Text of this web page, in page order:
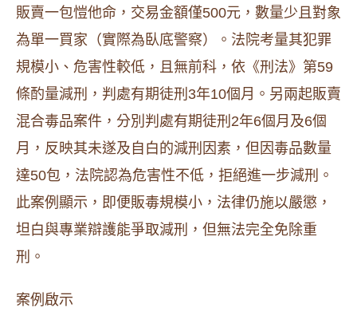
販賣一包愷他命，交易金額僅500元，數量少且對象
為單一買家（實際為臥底警察）。法院考量其犯罪
規模小、危害性較低，且無前科，依《刑法》第59
條酌量減刑，判處有期徒刑3年10個月。另兩起販賣
混合毒品案件，分別判處有期徒刑2年6個月及6個
月，反映其未遂及自白的減刑因素，但因毒品數量
達50包，法院認為危害性不低，拒絕進一步減刑。
此案例顯示，即便販毒規模小，法律仍施以嚴懲，
坦白與專業辯護能爭取減刑，但無法完全免除重
刑。
案例啟示